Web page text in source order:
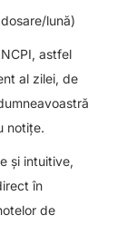
lună)
astfel
al zilei, de
notițe.
și intuitive,
în
de